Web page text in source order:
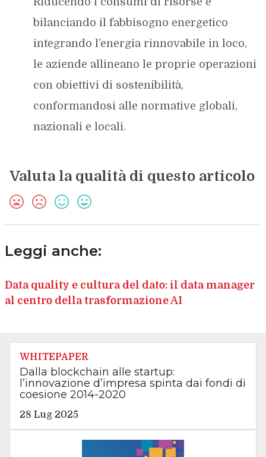
bilanciando il fabbisogno energetico
integrando l’energia rinnovabile in loco,
le aziende allineano le proprie operazioni
con obiettivi di sostenibilità,
conformandosi alle normative globali,
nazionali e locali.
Valuta la qualità di questo articolo
Leggi anche:
Data quality e cultura del dato: il data manager
al centro della trasformazione AI
WHITEPAPER
Dalla blockchain alle startup:
l’innovazione d’impresa spinta dai fondi di
coesione 2014-2020
28 Lug 2025